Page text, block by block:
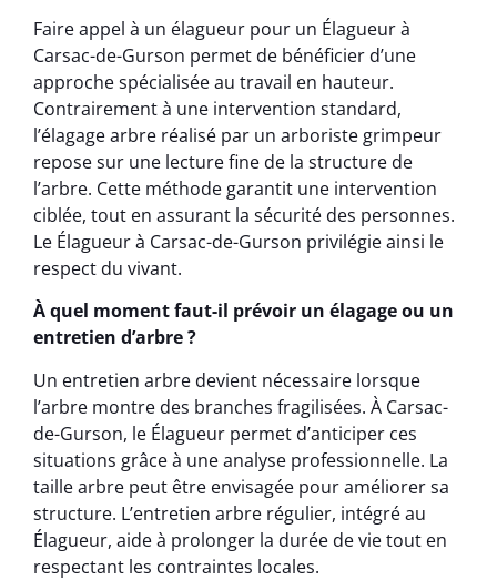
Faire appel à un élagueur pour un Élagueur à
Carsac-de-Gurson permet de bénéficier d’une
approche spécialisée au travail en hauteur.
Contrairement à une intervention standard,
l’élagage arbre réalisé par un arboriste grimpeur
repose sur une lecture fine de la structure de
l’arbre. Cette méthode garantit une intervention
ciblée, tout en assurant la sécurité des personnes.
Le Élagueur à Carsac-de-Gurson privilégie ainsi le
respect du vivant.
À quel moment faut-il prévoir un élagage ou un
entretien d’arbre ?
Un entretien arbre devient nécessaire lorsque
l’arbre montre des branches fragilisées. À Carsac-
de-Gurson, le Élagueur permet d’anticiper ces
situations grâce à une analyse professionnelle. La
taille arbre peut être envisagée pour améliorer sa
structure. L’entretien arbre régulier, intégré au
Élagueur, aide à prolonger la durée de vie tout en
respectant les contraintes locales.